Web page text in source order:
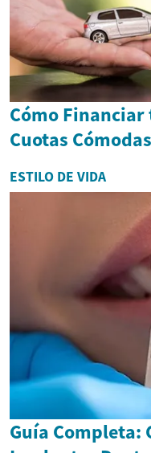
Cómo Financiar
Cuotas
ESTILO DE VIDA
Guía Completa: